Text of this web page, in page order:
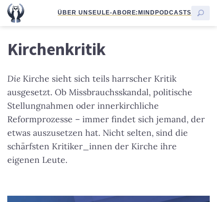
ÜBER UNSEULE-ABORE:MINDPODCASTS
Kirchenkritik
Die Kirche sieht sich teils harrscher Kritik
ausgesetzt. Ob Missbrauchsskandal, politische
Stellungnahmen oder innerkirchliche
Reformprozesse – immer findet sich jemand, der
etwas auszusetzen hat. Nicht selten, sind die
schärfsten Kritiker_innen der Kirche ihre
eigenen Leute.